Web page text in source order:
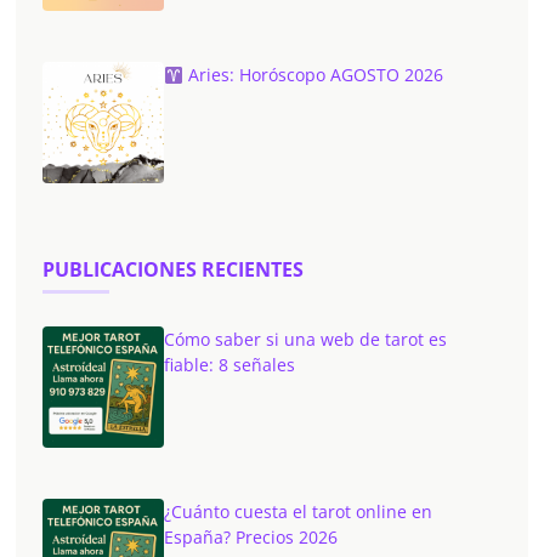
Aries: Horóscopo AGOSTO 2026
PUBLICACIONES RECIENTES
Cómo saber si una web de tarot es
fiable: 8 señales
¿Cuánto cuesta el tarot online en
España? Precios 2026